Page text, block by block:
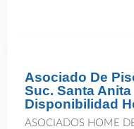
Asociado De
Suc. Santa
Disponibilidad
ASOCIADOS HOME